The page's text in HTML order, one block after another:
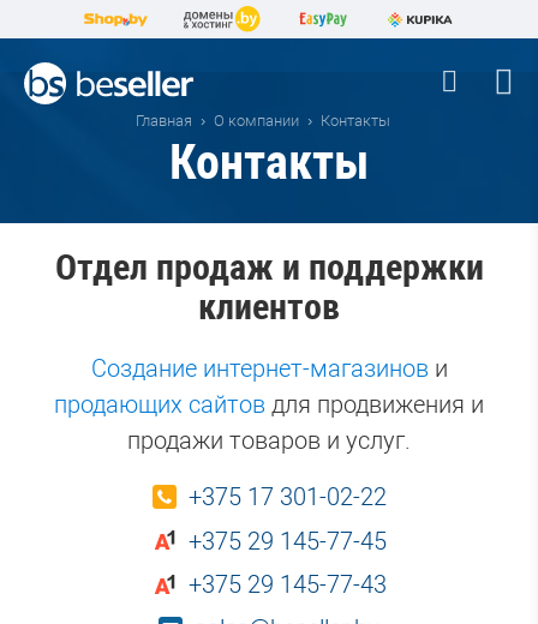
Главная О компании Контакты
Контакты
Отдел продаж и поддержки
клиентов
Создание интернет-магазинов и
продающих сайтов для продвижения и
продажи товаров и услуг.
+375 17 301-02-22
+375 29 145-77-45
+375 29 145-77-43